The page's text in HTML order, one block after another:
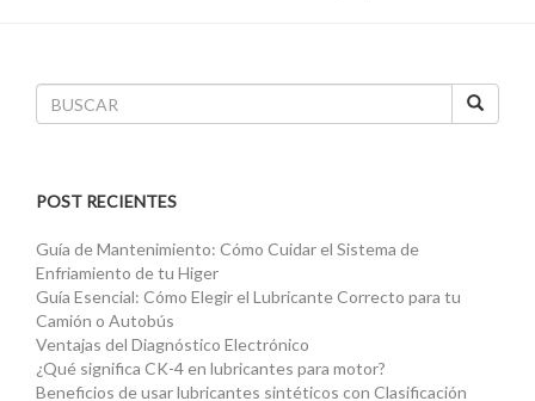
POST RECIENTES
Guía de Mantenimiento: Cómo Cuidar el Sistema de
Enfriamiento de tu Higer
Guía Esencial: Cómo Elegir el Lubricante Correcto para tu
Camión o Autobús
Ventajas del Diagnóstico Electrónico
¿Qué significa CK-4 en lubricantes para motor?
Beneficios de usar lubricantes sintéticos con Clasificación